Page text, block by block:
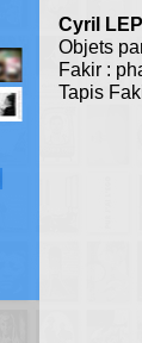
Cyril
Objets
Fakir :
Tapis